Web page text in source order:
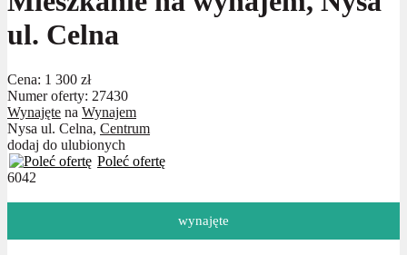
ul. Celna
Cena: 1 300 zł
Numer oferty: 27430
Wynajęte na Wynajem
Nysa ul. Celna, Centrum
dodaj do ulubionych
Poleć ofertę
6042
wynajęte